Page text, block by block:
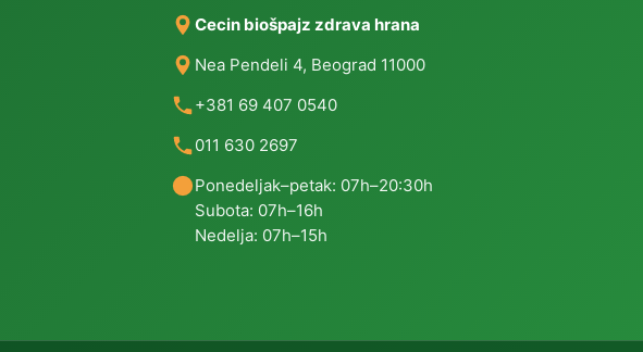
Cecin biošpajz zdrava hrana
Nea Pendeli 4, Beograd 11000
+381 69 407 0540
011 630 2697
Ponedeljak–petak: 07h–20:30h
Subota: 07h–16h
Nedelja: 07h–15h